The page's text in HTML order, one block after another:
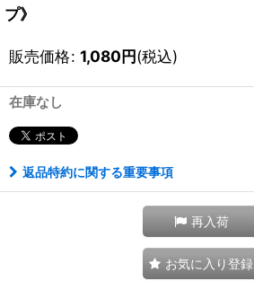
プ》
販売価格: 1,080円(税込)
在庫なし
返品特約に関する重要事項
再入荷
お気に入り登録